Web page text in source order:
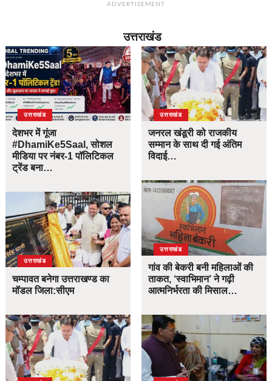
ADVERTISEMENT
उत्तराखंड
उत्तराखंड
देशभर में गूंजा
#DhamiKe5Saal, सोशल
मीडिया पर नंबर-1 पॉलिटिकल
ट्रेंड बना…
उत्तराखंड
चम्पावत बनेगा उत्तराखण्ड का
मॉडल जिला:सीएम
उत्तराखंड
जनरल खंडूरी को राजकीय
सम्मान के साथ दी गई अंतिम
विदाई…
उत्तराखंड
गांव की बेकरी बनी महिलाओं की
ताकत, ‘स्वाभिमान’ ने गढ़ी
आत्मनिर्भरता की मिसाल…